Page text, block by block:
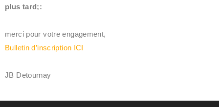
plus tard;:
merci pour votre engagement,
Bulletin d’inscription ICI
JB Detournay